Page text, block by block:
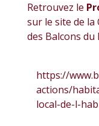
Retrouvez le
sur le site de la
des Balcons
https://
actions/
local-de-l-